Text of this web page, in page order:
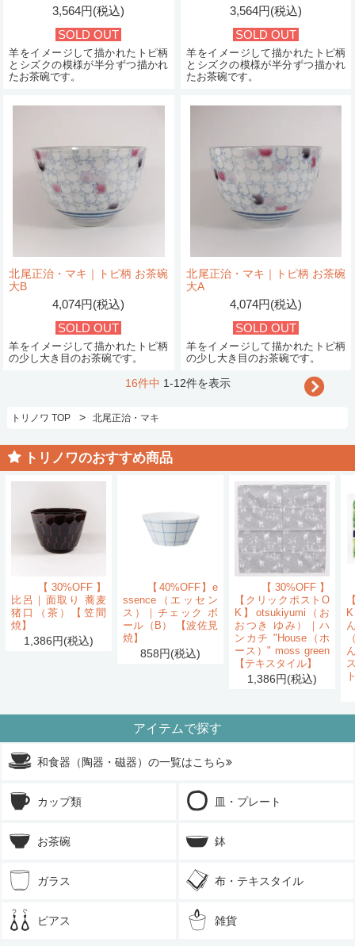
3,564円(税込)
SOLD OUT
羊をイメージして描かれたトピ柄
とシズクの模様が半分ずつ描かれ
たお茶碗です。
3,564円(税込)
SOLD OUT
羊をイメージして描かれたトピ柄
とシズクの模様が半分ずつ描かれ
たお茶碗です。
北尾正治・マキ｜トピ柄 お茶碗
大B
4,074円(税込)
SOLD OUT
羊をイメージして描かれたトピ柄
の少し大き目のお茶碗です。
北尾正治・マキ｜トピ柄 お茶碗
大A
4,074円(税込)
SOLD OUT
羊をイメージして描かれたトピ柄
の少し大き目のお茶碗です。
16件中 1-12件を表示
トリノワ TOP > 北尾正治・マキ
トリノワのおすすめ商品
【30%OFF】
比呂｜面取り 蕎麦
猪口（茶）【笠間
焼】
1,386円(税込)
【40%OFF】e
ssence（エッセン
ス）｜チェック ボ
ール（B） 【波佐見
焼】
858円(税込)
【30%OFF】
【クリックポストO
K】otsukiyumi（お
おつき ゆみ）｜ハ
ンカチ "House（ホ
ース）" moss green
【テキスタイル】
1,386円(税込)
アイテムで探す
和食器（陶器・磁器）の一覧はこちら
カップ類 皿・プレート
お茶碗 鉢
ガラス 布・テキスタイル
ピアス 雑貨